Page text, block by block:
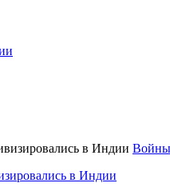
в Индии